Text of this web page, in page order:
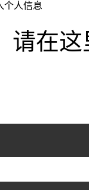
个人信息
在这